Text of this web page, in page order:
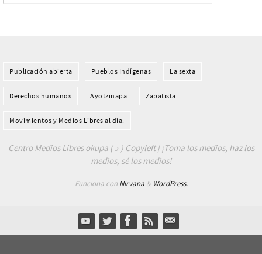
Publicación abierta Pueblos Indí­genas La sexta
Derechos humanos Ayotzinapa Zapatista
Movimientos y Medios Libres al día.
Centro Medios Libres okupa ( ɔ ) Copyleft | ¡Toma los medios, haz los
medios, sé los medios!
Funciona con Nirvana& WordPress.